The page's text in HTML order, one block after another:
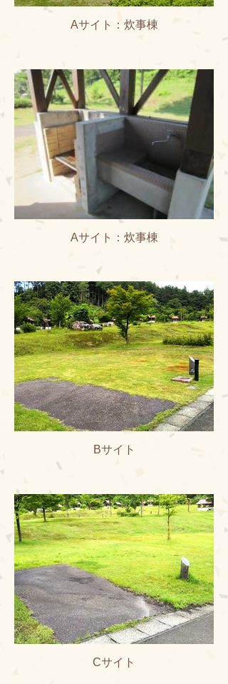
Aサイト：炊事棟
Aサイト：炊事棟
Bサイト
Cサイト